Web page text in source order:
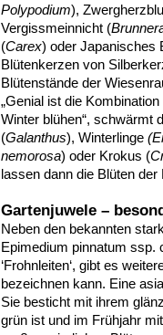
Polypodium),
Vergissmeinnicht (
(Carex) oder Japanisches
Blütenkerzen von
Blütenstände der
„Genial ist die
Winter blühen“, schwärmt
(Galanthus), Winterlinge
nemorosa) oder Krokus (
lassen dann die Blüten
Gartenjuwele –
Neben den bekannten
Epimedium pinnatum
‘Frohnleiten‘, gibt es
bezeichnen kann. Eine
Sie besticht mit ihrem
grün ist und im Frühjahr